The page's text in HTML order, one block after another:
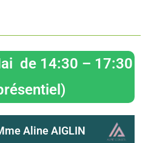
de 14:30 – 17:30
Aline AIGLIN